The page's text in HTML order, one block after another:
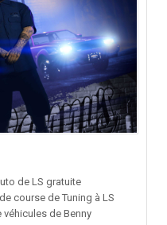
de LS gratuite
course de Tuning à LS
véhicules de Benny